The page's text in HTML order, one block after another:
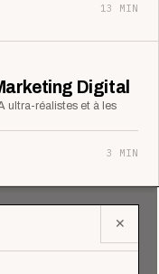
13 MIN
Digital
ultra-réalistes et à les
3 MIN
✕